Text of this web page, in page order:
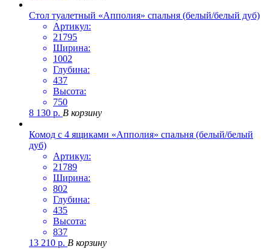
Стол туалетный «Апполия» спальня (белый/белый дуб)
Артикул:
21795
Ширина:
1002
Глубина:
437
Высота:
750
8 130 р. В корзину
Комод с 4 ящиками «Апполия» спальня (белый/белый
дуб)
Артикул:
21789
Ширина:
802
Глубина:
435
Высота:
837
13 210 р. В корзину